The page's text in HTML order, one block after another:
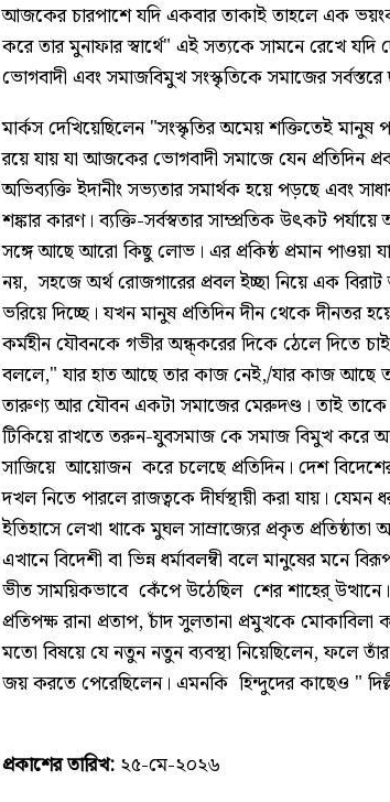
আজকের চারপাশে যদি একবার তাকাই তাহলে এক
করে তার মুনাফার স্বার্থে" এই সত্যকে সামনে রেখে
ভোগবাদী এবং সমাজবিমুখ সংস্কৃতিকে সমাজের সর্বস্তরে
মার্কস দেখিয়েছিলেন "সংস্কৃতির অমেয় শক্তিতেই
রয়ে যায় যা আজকের ভোগবাদী সমাজে যেন প্রতিদিন
অভিব্যক্তি ইদানীং সভ্যতার সমার্থক হয়ে পড়ছে এবং
শঙ্কার কারণ। ব্যক্তি-সর্বস্বতার সাম্প্রতিক উৎকট
সঙ্গে আছে আরো কিছু লোভ। এর প্রকিষ্ঠ প্রমান পাওয়া
নয়, সহজে অর্থ রোজগারের প্রবল ইচ্ছা নিয়ে এক বিরাট
ভরিয়ে দিচ্ছে। যখন মানুষ প্রতিদিন দীন থেকে দীনতর
কর্মহীন যৌবনকে গভীর অন্ধ্করের দিকে ঠেলে দিতে
বললে," যার হাত আছে তার কাজ নেই,/যার কাজ আছে
তারুণ্য আর যৌবন একটা সমাজের মেরুদণ্ড। তাই
টিকিয়ে রাখতে তরুন-যুবসমাজ কে সমাজ বিমুখ করে
সাজিয়ে আয়োজন করে চলেছে প্রতিদিন। দেশ
দখল নিতে পারলে রাজত্বকে দীর্ঘস্থায়ী করা যায়। যেমন
ইতিহাসে লেখা থাকে মুঘল সাম্রাজ্যের প্রকৃত
এখানে বিদেশী বা ভিন্ন ধর্মাবলম্বী বলে মানুষের মনে
ভীত সাময়িকভাবে কেঁপে উঠেছিল শের শাহের্
প্রতিপক্ষ রানা প্রতাপ, চাঁদ সুলতানা প্রমুখকে
মতো বিষয়ে যে নতুন নতুন ব্যবস্থা নিয়েছিলেন, ফলে
জয় করতে পেরেছিলেন। এমনকি হিন্দুদের কাছেও "
প্রকাশের তারিখ: ২৫-মে-২০২৬